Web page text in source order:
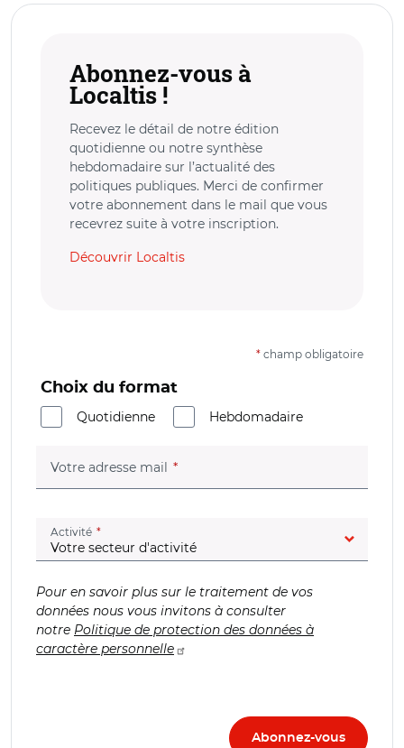
Abonnez-vous à
Localtis !
Recevez le détail de notre édition
quotidienne ou notre synthèse
hebdomadaire sur l’actualité des
politiques publiques. Merci de confirmer
votre abonnement dans le mail que vous
recevrez suite à votre inscription.
Découvrir Localtis
* champ obligatoire
Choix du format
Quotidienne
Hebdomadaire
Votre adresse mail (champ obligatoire)
Activité (champ obligatoire)
Pour en savoir plus sur le traitement de vos
données nous vous invitons à consulter
notre Politique de protection des données à
caractère personnelle